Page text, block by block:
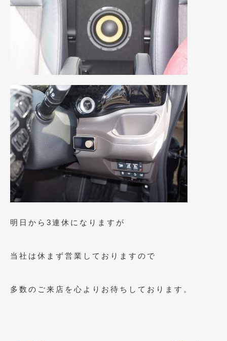
明日から3連休になりますが
当社は休まず営業しておりますので
多数のご来店を心よりお待ちしております。